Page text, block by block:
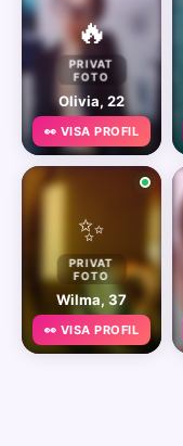
🔥
PRIVAT
FOTO
Olivia, 22
👀 VISA PROFIL
✨
PRIVAT
FOTO
Wilma, 37
👀 VISA PROFIL